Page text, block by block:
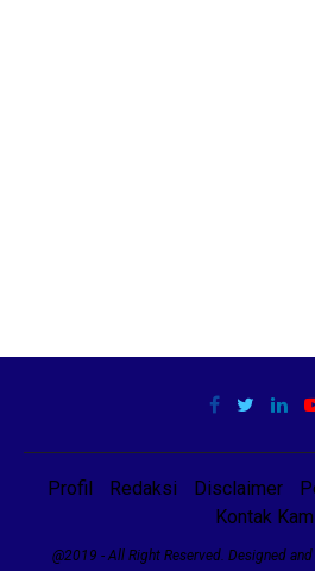
Profil Redaksi Disclaimer
Kontak
@2019 - All Right Reserved. Designed